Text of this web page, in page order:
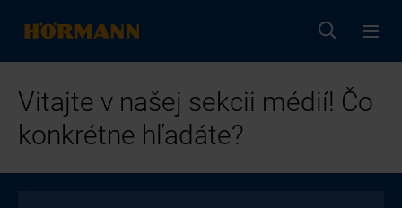
Vitajte v našej sekcii médií! Čo
konkrétne hľadáte?